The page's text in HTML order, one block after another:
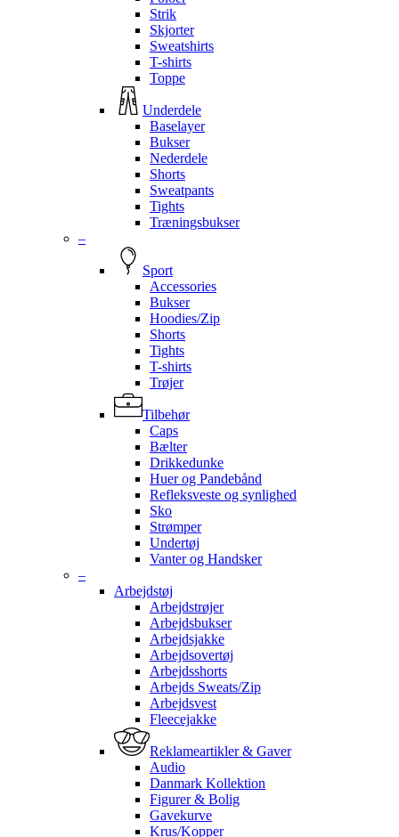
Strik
Skjorter
Sweatshirts
T-shirts
Toppe
Underdele
Baselayer
Bukser
Nederdele
Shorts
Sweatpants
Tights
Træningsbukser
–
Sport
Accessories
Bukser
Hoodies/Zip
Shorts
Tights
T-shirts
Trøjer
Tilbehør
Caps
Bælter
Drikkedunke
Huer og Pandebånd
Refleksveste og synlighed
Sko
Strømper
Undertøj
Vanter og Handsker
–
Arbejdstøj
Arbejdstrøjer
Arbejdsbukser
Arbejdsjakke
Arbejdsovertøj
Arbejdsshorts
Arbejds Sweats/Zip
Arbejdsvest
Fleecejakke
Reklameartikler & Gaver
Audio
Danmark Kollektion
Figurer & Bolig
Gavekurve
Krus/Kopper